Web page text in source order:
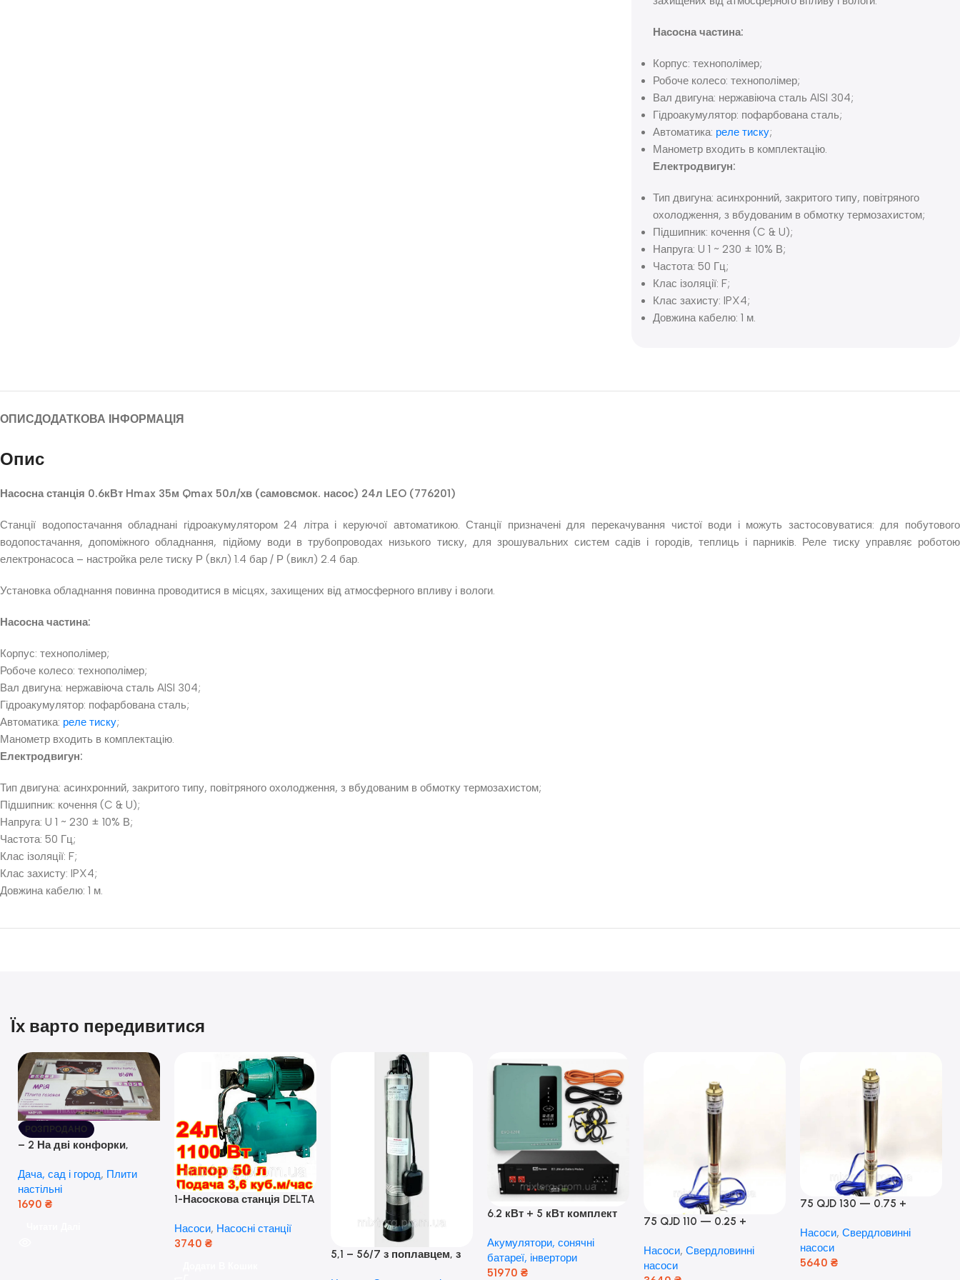
Насосна частина:
Корпус: технополімер;
Робоче колесо: технополімер;
Вал двигуна: нержавіюча сталь AISI 304;
Гідроакумулятор: пофарбована сталь;
Автоматика: реле тиску;
Манометр входить в комплектацію.
Електродвигун:
Тип двигуна: асинхронний, закритого типу, повітряного
охолодження, з вбудованим в обмотку термозахистом;
Підшипник: кочення (C & U);
Напруга: U 1 ~ 230 ± 10% В;
Частота: 50 Гц;
Клас ізоляції: F;
Клас захисту: IPX4;
Довжина кабелю: 1 м.
ОПИСДОДАТКОВА ІНФОРМАЦІЯ
Опис
Насосна станція 0.6кВт Hmax 35м Qmax 50л/хв (самовсмок. насос) 24л LEO (776201)
Станції водопостачання обладнані гідроакумулятором 24 літра і керуючої автоматикою. Станції призначені для перекачування чистої води і можуть застосовуватися: для побутового
водопостачання, допоміжного обладнання, підйому води в трубопроводах низького тиску, для зрошувальних систем садів і городів, теплиць і парників. Реле тиску управляє роботою
електронасоса – настройка реле тиску Р (вкл) 1.4 бар / Р (викл) 2.4 бар.
Установка обладнання повинна проводитися в місцях, захищених від атмосферного впливу і вологи.
Насосна частина:
Корпус: технополімер;
Робоче колесо: технополімер;
Вал двигуна: нержавіюча сталь AISI 304;
Гідроакумулятор: пофарбована сталь;
Автоматика: реле тиску;
Манометр входить в комплектацію.
Електродвигун:
Тип двигуна: асинхронний, закритого типу, повітряного охолодження, з вбудованим в обмотку термозахистом;
Підшипник: кочення (C & U);
Напруга: U 1 ~ 230 ± 10% В;
Частота: 50 Гц;
Клас ізоляції: F;
Клас захисту: IPX4;
Довжина кабелю: 1 м.
Їх варто передивитися
РОЗПРОДАНО
– 2 На дві конфорки,
розпалюванням.
Дача, сад і город, Плити
настільні
1690 ₴
1-Насоскова станція DELTA
кВт) ( Польща)
Насоси, Насосні станції
3740 ₴
5,1 – 56/7 з поплавцем, з
6.2 кВт + 5 кВт комплект
Гібридний інвертор Anern
та акумулятор Dyness, 50А
Акумулятори, сонячні
батареї, інвертори
51970 ₴
75 QJD 110 — 0.25 +
Мідь!
Насоси, Свердловинні
насоси
75 QJD 130 — 0.75 +
Насоси, Свердловинні
насоси
5640 ₴